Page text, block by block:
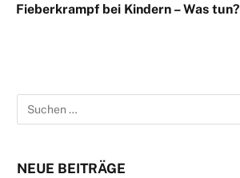
Fieberkrampf bei Kindern – Was tun?
NEUE BEITRÄGE